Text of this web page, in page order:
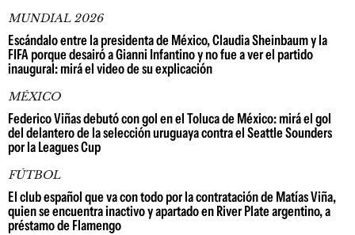
MUNDIAL 2026
Escándalo entre la presidenta de México, Claudia Sheinbaum y la
FIFA porque desairó a Gianni Infantino y no fue a ver el partido
inaugural: mirá el video de su explicación
MÉXICO
Federico Viñas debutó con gol en el Toluca de México: mirá el gol
del delantero de la selección uruguaya contra el Seattle Sounders
por la Leagues Cup
FÚTBOL
El club español que va con todo por la contratación de Matías Viña,
quien se encuentra inactivo y apartado en River Plate argentino, a
préstamo de Flamengo